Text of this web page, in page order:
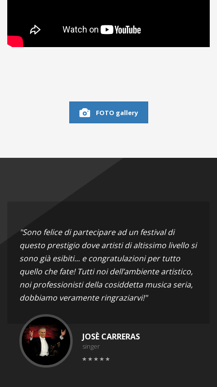
FOTO gallery
"Sono felice di partecipare ad un festival di
questo prestigio dove artisti di altissimo livello si
sono già esibiti... e congratulazioni per tutto
quello che fate! Tutti noi dell’ambiente artistico,
noi professionisti della cosiddetta musica seria,
dobbiamo veramente ringraziarvi!"
JOSÈ CARRERAS
singer